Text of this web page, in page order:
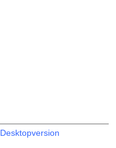
Desktopversion